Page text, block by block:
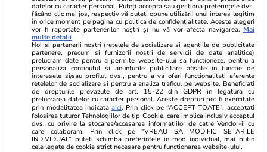
Luna Nouă din 14 iulie în zodia Racului, un nou
început pentru suflet, familie și viața de acasă
datelor cu caracter personal. Puteți accepta sau gestiona preferințele dvs.
făcând clic mai jos, respectiv vă puteți opune utilizării unui interes legitim
în orice moment pe pagina cu politica de confidențialitate. Aceste alegeri
vor fi raportate partenerilor noștri și nu vă vor afecta navigarea. Mai
multe detalii
Noi si partenerii nostri (retelele de socializare si agentiile de publicitate
partenere, precum si furnizorii nostri de servicii de date analitice)
prelucram date pentru a permite website-ului sa functioneze, pentru a
personaliza continutul si anunturile publicitare afisate in functie de
interesele si/sau profilul dvs., pentru a va oferi functionalitati aferente
retelelor de socializare si pentru a analiza traficul pe website. Beneficiati
de drepturile prevazute de art. 15-22 din GDPR in legatura cu
prelucrarea datelor cu caracter personal. Aceste drepturi pot fi exercitate
prin modalitatea indicataaici. Prin click pe “ACCEPT TOATE”, acceptati
folosirea tuturor Tehnologiilor de tip Cookie, care implica inclusiv acceptul
dvs. cu privire la stocarea/accesarea informatiilor de catre Vendor-ii cu
care colaboram. Prin click pe “VREAU SA MODIFIC SETARILE
INDIVIDUAL” puteti schimba preferintele in mod individual, mai putin
cele legate de cookie strict necesare pentru functionarea website-ului.